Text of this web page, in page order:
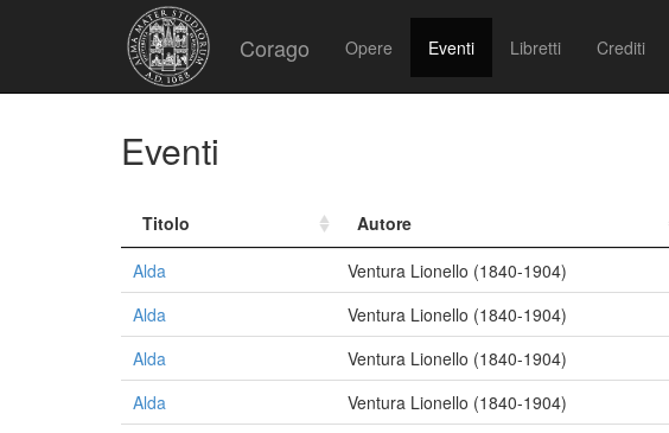
Corago Opere Eventi Libretti Crediti
Eventi
Titolo Autore
Alda
Ventura Lionello (1840-1904)
Alda
Ventura Lionello (1840-1904)
Alda
Ventura Lionello (1840-1904)
Alda
Ventura Lionello (1840-1904)